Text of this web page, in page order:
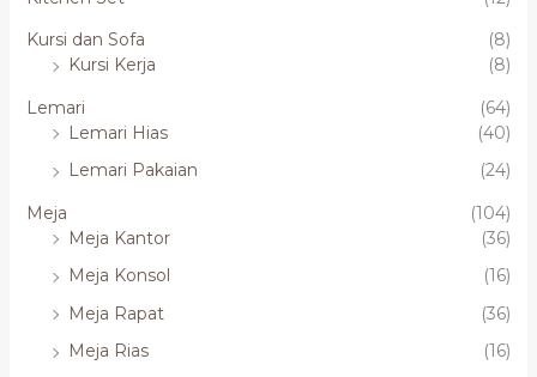
Kursi dan Sofa
(8)
Kursi Kerja
(8)
Lemari
(64)
Lemari Hias
(40)
Lemari Pakaian
(24)
Meja
(104)
Meja Kantor
(36)
Meja Konsol
(16)
Meja Rapat
(36)
Meja Rias
(16)